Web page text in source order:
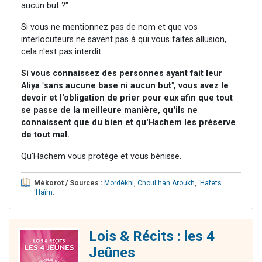
aucun but ?"
Si vous ne mentionnez pas de nom et que vos
interlocuteurs ne savent pas à qui vous faites allusion,
cela n'est pas interdit.
Si vous connaissez des personnes ayant fait leur
Aliya "sans aucune base ni aucun but", vous avez le
devoir et l'obligation de prier pour eux afin que tout
se passe de la meilleure manière, qu'ils ne
connaissent que du bien et qu'Hachem les préserve
de tout mal.
Qu'Hachem vous protège et vous bénisse.
Mékorot / Sources : Mordékhi, Choul'han Aroukh, 'Hafets
'Haïm.
Lois & Récits : les 4
Jeûnes